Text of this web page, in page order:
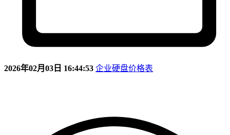
2026年02月03日 16:44:53 企业硬盘价格表